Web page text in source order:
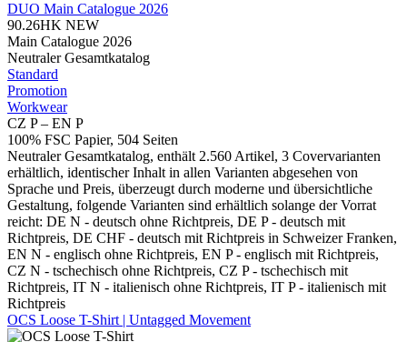
DUO Main Catalogue 2026
90.26HK NEW
Main Catalogue 2026
Neutraler Gesamtkatalog
Standard
Promotion
Workwear
CZ P – EN P
100% FSC Papier, 504 Seiten
Neutraler Gesamtkatalog, enthält 2.560 Artikel, 3 Covervarianten
erhältlich, identischer Inhalt in allen Varianten abgesehen von
Sprache und Preis, überzeugt durch moderne und übersichtliche
Gestaltung, folgende Varianten sind erhältlich solange der Vorrat
reicht: DE N - deutsch ohne Richtpreis, DE P - deutsch mit
Richtpreis, DE CHF - deutsch mit Richtpreis in Schweizer Franken,
EN N - englisch ohne Richtpreis, EN P - englisch mit Richtpreis,
CZ N - tschechisch ohne Richtpreis, CZ P - tschechisch mit
Richtpreis, IT N - italienisch ohne Richtpreis, IT P - italienisch mit
Richtpreis
OCS Loose T-Shirt | Untagged Movement